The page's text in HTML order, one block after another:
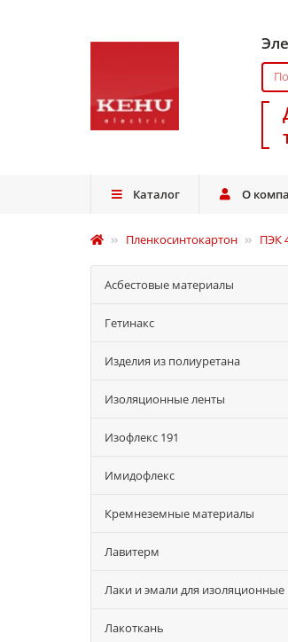
Каталог О
Пленкосинтокартон ПЭК
Асбестовые материалы
Гетинакс
Изделия из полиуретана
Изоляционные ленты
Изофлекс 191
Имидофлекс
Кремнеземные материалы
Лавитерм
Лаки и эмали для изоляционные
Лакоткань